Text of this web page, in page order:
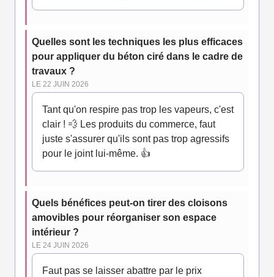
Quelles sont les techniques les plus efficaces
pour appliquer du béton ciré dans le cadre de
travaux ?
LE 22 JUIN 2026
Tant qu'on respire pas trop les vapeurs, c'est
clair ! 💨 Les produits du commerce, faut
juste s'assurer qu'ils sont pas trop agressifs
pour le joint lui-même. 👍
Quels bénéfices peut-on tirer des cloisons
amovibles pour réorganiser son espace
intérieur ?
LE 24 JUIN 2026
Faut pas se laisser abattre par le prix